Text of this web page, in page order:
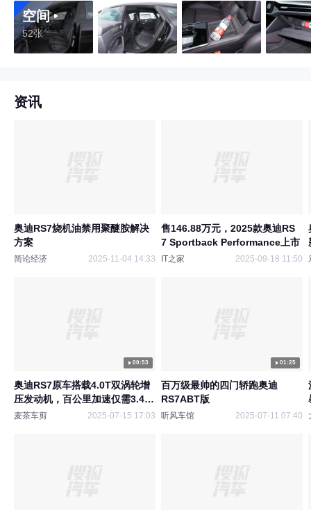
空间
52张
资讯
奥迪RS7烧机油禁用聚醚胺解决
方案
简论经济 2025-11-04 14:33
售146.88万元，2025款奥迪RS
7 Sportback Performance上市
IT之家 2025-09-18 11:50
00:53
奥迪RS7原车搭载4.0T双涡轮增
压发动机，百公里加速仅需3.4
秒，西装暴徒这个名字真的一点
麦茶车剪 2025-07-15 17:03
01:25
百万级最帅的四门轿跑奥迪
RS7ABT版
听风车馆 2025-07-11 07:40